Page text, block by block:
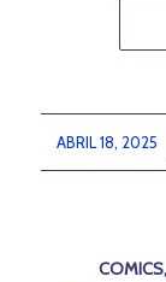
ABRIL 18, 2025
/
COMICS